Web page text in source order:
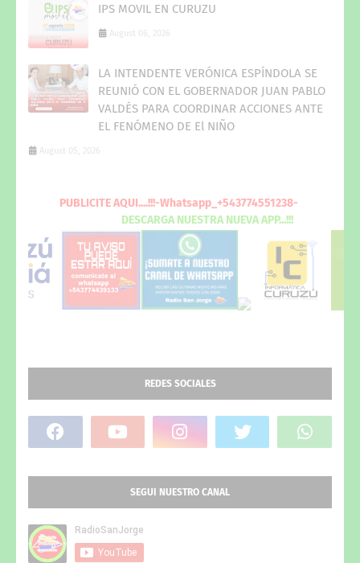
IPS MOVIL EN CURUZU
August 06, 2026
LA INTENDENTE VERÓNICA ESPÍNDOLA SE
REUNIÓ CON EL GOBERNADOR JUAN PABLO
VALDÉS PARA COORDINAR ACCIONES ANTE
EL FENÓMENO DE El NIÑO
August 05, 2026
PUBLICITE AQUI....!!!-Whatsapp_+543774551238-
DESCARGANUESTRA NUEVA
REDES SOCIALES
SEGUI NUESTRO CANAL